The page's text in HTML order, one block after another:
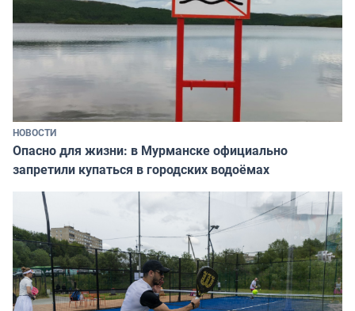
НОВОСТИ
Опасно для жизни: в Мурманске официально
запретили купаться в городских водоёмах